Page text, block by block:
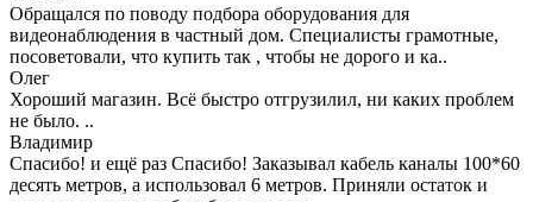
Обращался по поводу подбора оборудования для
видеонаблюдения в частный дом. Специалисты грамотные,
посоветовали, что купить так , чтобы не дорого и ка..
Олег
Хороший магазин. Всё быстро отгрузилил, ни каких проблем
не было. ..
Владимир
Спасибо! и ещё раз Спасибо! Заказывал кабель каналы 100*60
десять метров, а использовал 6 метров. Приняли остаток и